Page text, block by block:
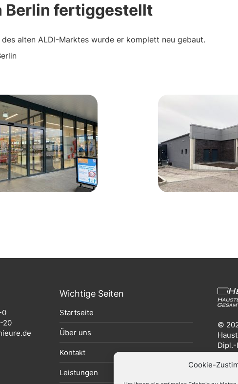
Cookie-
Berlin fertiggestellt
alten ALDI-Marktes wurde er komplett neu gebaut.
0
20
Wichtige Seiten
Startseite
Über uns
Kontakt
Leistungen
©
Dipl.-